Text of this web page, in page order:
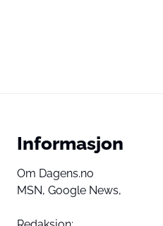
Informasjon
Om Dagens.no
MSN, Google News,